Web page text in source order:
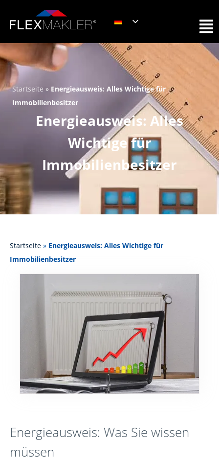
Startseite » Energieausweis: Alles Wichtige für
Immobilienbesitzer
Energieausweis: Alles
Wichtige für
Immobilienbesitzer
Startseite » Energieausweis: Alles Wichtige für
Immobilienbesitzer
Energieausweis: Was Sie wissen
müssen